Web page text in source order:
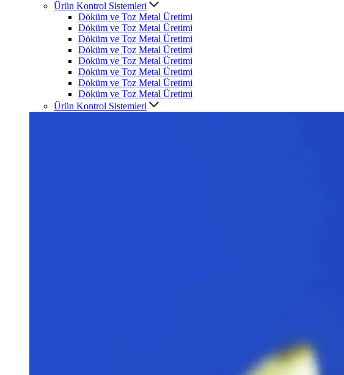
Ürün Kontrol Sistemleri
Döküm ve Toz Metal Üretimi
Döküm ve Toz Metal Üretimi
Döküm ve Toz Metal Üretimi
Döküm ve Toz Metal Üretimi
Döküm ve Toz Metal Üretimi
Döküm ve Toz Metal Üretimi
Döküm ve Toz Metal Üretimi
Döküm ve Toz Metal Üretimi
Ürün Kontrol Sistemleri